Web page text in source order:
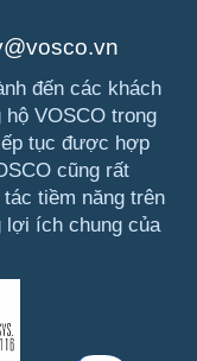
đến các khách
VOSCO trong
tục được hợp
cũng rất
tiềm năng trên
ích chung của